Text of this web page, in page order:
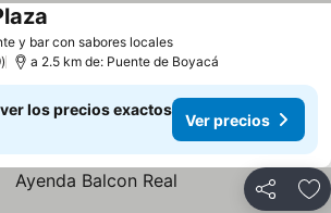
y bar con sabores locales
a 2.5 km de: Puente de Boyacá
los precios exactos
Ver precios
Compartir